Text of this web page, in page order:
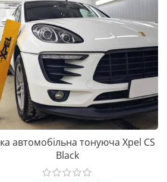
автомобільна тонуюча Xpel CS
Black